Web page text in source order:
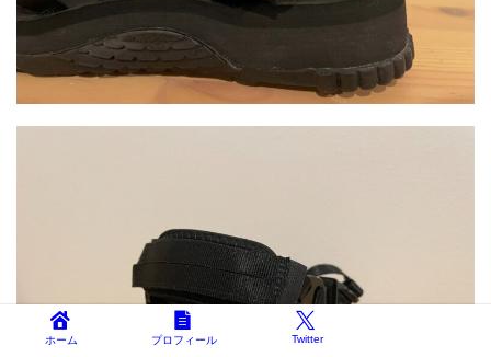
ホーム プロフィール Twitter